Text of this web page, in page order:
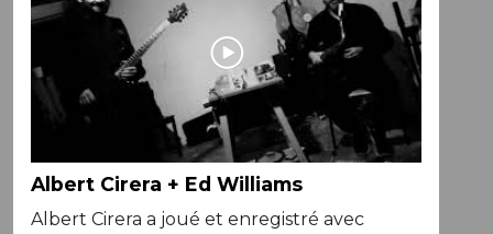
Albert Cirera + Ed Williams
Albert Cirera a joué et enregistré avec